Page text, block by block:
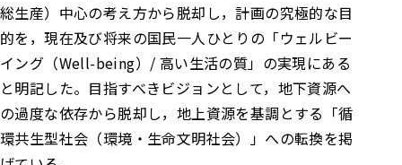
総生産）中心の考え方から脱却し，計画の究極的な目
的を，現在及び将来の国民一人ひとりの「ウェルビー
イング（Well-being）/ 高い生活の質」の実現にある
と明記した。目指すべきビジョンとして，地下資源へ
の過度な依存から脱却し，地上資源を基調とする「循
環共生型社会（環境・生命文明社会）」への転換を掲